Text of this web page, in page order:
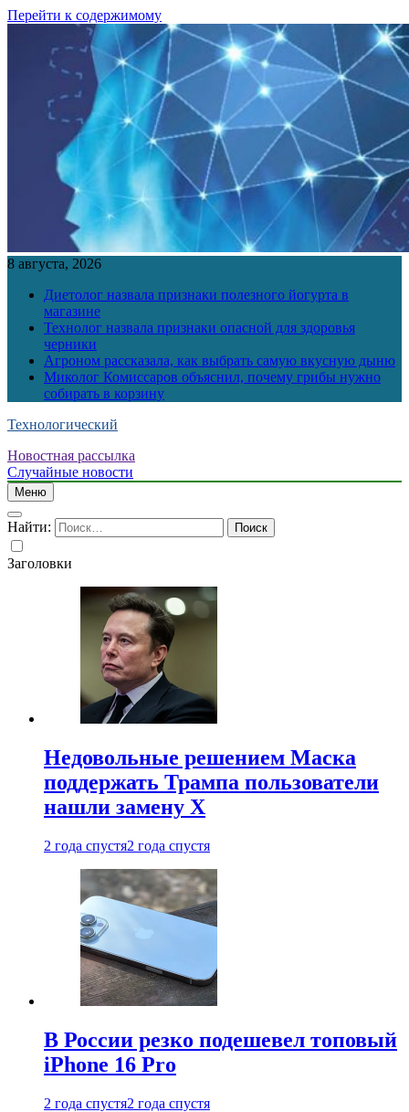
Перейти к содержимому
8 августа, 2026
Диетолог назвала признаки полезного йогурта в
магазине
Технолог назвала признаки опасной для здоровья
черники
Агроном рассказала, как выбрать самую вкусную дыню
Миколог Комиссаров объяснил, почему грибы нужно
собирать в корзину
Технологический
Новостная рассылка
Случайные новости
Меню
Найти:
Заголовки
Недовольные решением Маска
поддержать Трампа пользователи
нашли замену X
2 года спустя2 года спустя
В России резко подешевел топовый
iPhone 16 Pro
2 года спустя2 года спустя